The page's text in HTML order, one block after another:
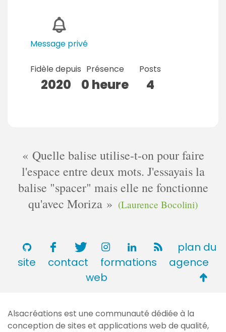
Message privé
Fidèle depuis
2020
Présence
0 heure
Posts
4
Quelle balise utilise-t-on pour faire
l'espace entre deux mots. J'essayais la
balise "spacer" mais elle ne fonctionne
qu'avec Moriza
(Laurence Bocolini)
plan du
site
contact formations
agence
web
de
Alsacréations est une communauté dédiée à la
conception de sites et applications web de qualité,